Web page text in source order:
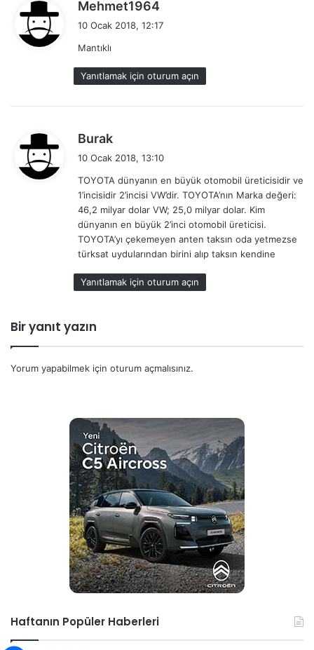
Mehmet1964
k
i
10 Ocak 2018, 12:17
Mantıklı
Yanıtlamak için oturum açın
Burak
i
k
i
10 Ocak 2018, 13:10
TOYOTA dünyanın en büyük otomobil üreticisidir ve
1’incisidir 2’incisi VW’dir. TOYOTA’nın Marka değeri:
46,2 milyar dolar VW; 25,0 milyar dolar. Kim
dünyanın en büyük 2’inci otomobil üreticisi.
TOYOTA’yı çekemeyen anten taksın oda yetmezse
türksat uydularından birini alıp taksın kendine
Yanıtlamak için oturum açın
Bir yanıt yazın
Yorum yapabilmek için oturum açmalısınız.
Haftanın Popüler Haberleri